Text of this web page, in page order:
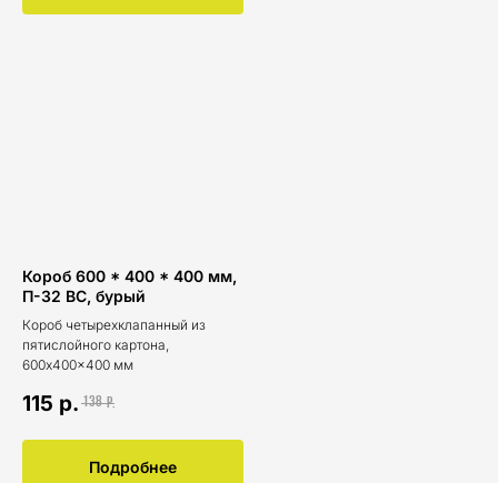
Короб 600 * 400 * 400 мм,
П-32 ВС, бурый
Короб четырехклапанный из
пятислойного картона,
600x400x400 мм
115 р. 138 р.
Подробнее